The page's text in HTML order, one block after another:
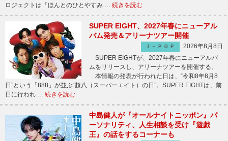
ロジェクトは「ほんとのひとやすみ … 続きを読む
SUPER EIGHT、2027年春にニューアル
バム発売＆アリーナツアー開催
Ｊ－ＰＯＰ
2026年8月8日
SUPER EIGHTが、2027年春にニューアルバ
ムをリリースし、アリーナツアーを開催する。
本情報の発表が行われた日は、“令和8年8月8
日”という「888」が並ぶ“超八（スーパーエイト）の日”。SUPER EIGHTは、前
日に行われ … 続きを読む
中島健人が『オールナイトニッポン』パ
ーソナリティ、人生相談を受け『遊戯
王』の話をするコーナーも